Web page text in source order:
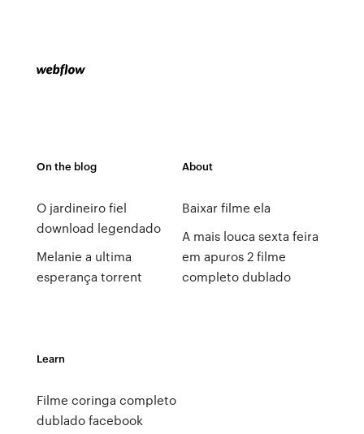
On the blog
O jardineiro fiel
download legendado
Melanie a ultima
esperança torrent
About
Baixar filme ela
A mais louca sexta feira
em apuros 2 filme
completo dublado
Learn
Filme coringa completo
dublado facebook